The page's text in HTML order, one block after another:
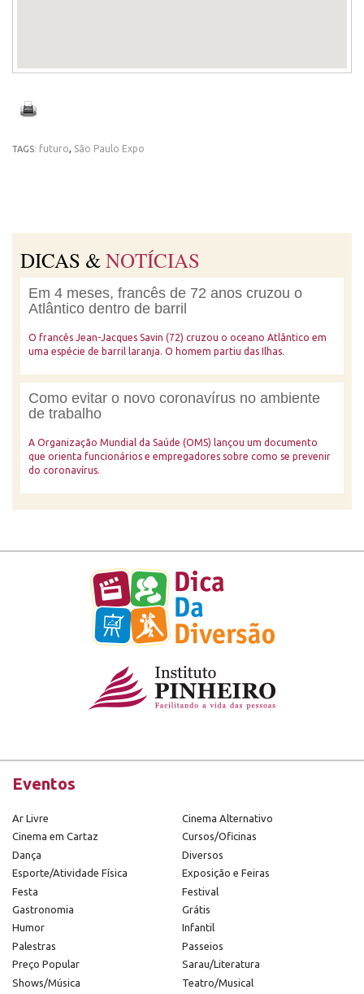
TAGS: futuro, São Paulo Expo
DICAS &NOTÍCIAS
Em 4 meses, francês de 72 anos cruzou o
Atlântico dentro de barril
O francês Jean-Jacques Savin (72) cruzou o oceano Atlântico em
uma espécie de barril laranja. O homem partiu das Ilhas.
Como evitar o novo coronavírus no ambiente
de trabalho
A Organização Mundial da Saúde (OMS) lançou um documento
que orienta funcionários e empregadores sobre como se prevenir
do coronavírus.
Eventos
Ar Livre
Cinema Alternativo
Cinema em Cartaz
Cursos/Oficinas
Dança
Diversos
Esporte/Atividade Física
Exposição e Feiras
Festa
Festival
Gastronomia
Grátis
Humor
Infantil
Palestras
Passeios
Preço Popular
Sarau/Literatura
Shows/Música
Teatro/Musical